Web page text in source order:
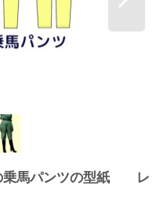
乗馬パンツの型紙 レ